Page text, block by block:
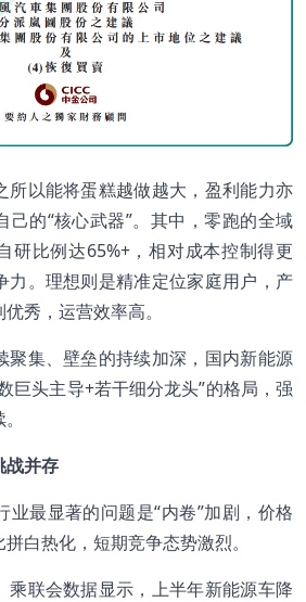
所以能将蛋糕越做越大，盈利能力亦
己的“核心武器”。其中，零跑的全域
研比例达65%+，相对成本控制得更
力。理想则是精准定位家庭用户，产
秀，运营效率高。
聚集、壁垒的持续加深，国内新能源
巨头主导+若干细分龙头”的格局，强
战并存
业最显著的问题是“内卷”加剧，价格
白热化，短期竞争态势激烈。
乘联会数据显示，上半年新能源车降